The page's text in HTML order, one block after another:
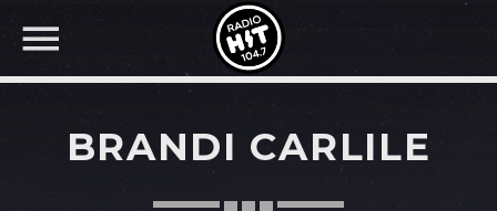
BRANDI CARLILE